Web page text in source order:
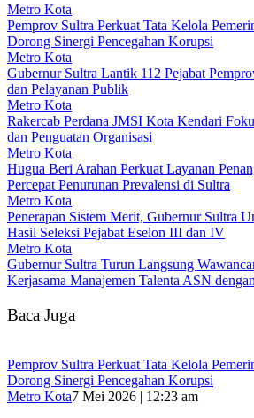
Metro Kota
Pemprov Sultra Perkuat Tata Kelola
Dorong Sinergi Pencegahan Korupsi
Metro Kota
Gubernur Sultra Lantik 112 Pejabat
dan Pelayanan Publik
Metro Kota
Rakercab Perdana JMSI Kota Kendari
dan Penguatan Organisasi
Metro Kota
Hugua Beri Arahan Perkuat Layanan
Percepat Penurunan Prevalensi di Sultra
Metro Kota
Penerapan Sistem Merit, Gubernur Sultra
Hasil Seleksi Pejabat Eselon III dan IV
Metro Kota
Gubernur Sultra Turun Langsung
Kerjasama Manajemen Talenta ASN
Baca Juga
Pemprov Sultra Perkuat Tata Kelola
Dorong Sinergi Pencegahan Korupsi
Metro Kota7 Mei 2026 | 12:23 am